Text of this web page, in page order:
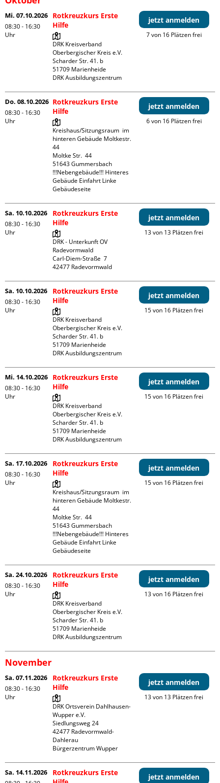
Mi. 07.10.2026
08:30 - 16:30
Uhr
Rotkreuzkurs Erste
Hilfe
DRK Kreisverband
Oberbergischer Kreis e.V.
Scharder Str. 41. b
51709 Marienheide
DRK Ausbildungszentrum
jetzt anmelden
7 von 16 Plätzen frei
Do. 08.10.2026
08:30 - 16:30
Uhr
Rotkreuzkurs Erste
Hilfe
Kreishaus/Sitzungsraum  im
hinteren Gebäude Moltkestr.
44
Moltke Str.  44
51643 Gummersbach
!!!Nebengebäude!!! Hinteres
Gebäude Einfahrt Linke
Gebäudeseite
jetzt anmelden
6 von 16 Plätzen frei
Sa. 10.10.2026
08:30 - 16:30
Uhr
Rotkreuzkurs Erste
Hilfe
DRK - Unterkunft OV
Radevormwald
Carl-Diem-Straße  7
jetzt anmelden
13 von 13 Plätzen frei
Sa. 10.10.2026
08:30 - 16:30
Uhr
Rotkreuzkurs Erste
Hilfe
DRK Kreisverband
Oberbergischer Kreis e.V.
Scharder Str. 41. b
51709 Marienheide
DRK Ausbildungszentrum
jetzt anmelden
15 von 16 Plätzen frei
Mi. 14.10.2026
08:30 - 16:30
Uhr
Rotkreuzkurs Erste
Hilfe
DRK Kreisverband
Oberbergischer Kreis e.V.
Scharder Str. 41. b
51709 Marienheide
DRK Ausbildungszentrum
jetzt anmelden
15 von 16 Plätzen frei
Sa. 17.10.2026
08:30 - 16:30
Uhr
Rotkreuzkurs Erste
Hilfe
Kreishaus/Sitzungsraum  im
hinteren Gebäude Moltkestr.
44
Moltke Str.  44
51643 Gummersbach
!!!Nebengebäude!!! Hinteres
Gebäude Einfahrt Linke
Gebäudeseite
jetzt anmelden
15 von 16 Plätzen frei
Sa. 24.10.2026
08:30 - 16:30
Uhr
Rotkreuzkurs Erste
Hilfe
DRK Kreisverband
Oberbergischer Kreis e.V.
Scharder Str. 41. b
51709 Marienheide
DRK Ausbildungszentrum
jetzt anmelden
13 von 16 Plätzen frei
November
Sa. 07.11.2026
08:30 - 16:30
Uhr
Rotkreuzkurs Erste
Hilfe
DRK Ortsverein Dahlhausen-
Wupper e.V.
Siedlungsweg 24
42477 Radevormwald-
Dahlerau
Bürgerzentrum Wupper
jetzt anmelden
13 von 13 Plätzen frei
Sa. 14.11.2026
Rotkreuzkurs Erste
jetzt anmelden